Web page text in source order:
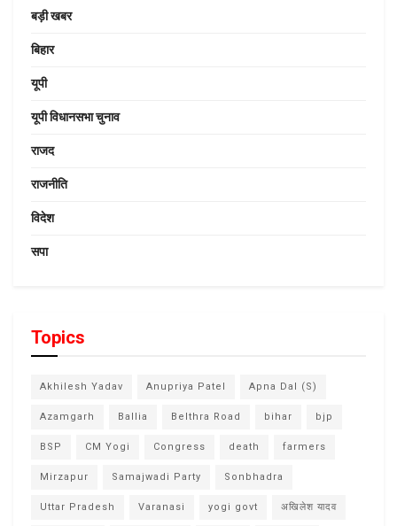
बड़ी खबर
बिहार
यूपी
यूपी विधानसभा चुनाव
राजद
राजनीति
विदेश
सपा
Topics
Akhilesh Yadav Anupriya Patel Apna Dal (S)
Azamgarh Ballia Belthra Road bihar bjp
BSP CM Yogi Congress death farmers
Mirzapur Samajwadi Party Sonbhadra
Uttar Pradesh Varanasi yogi govt अखिलेश यादव